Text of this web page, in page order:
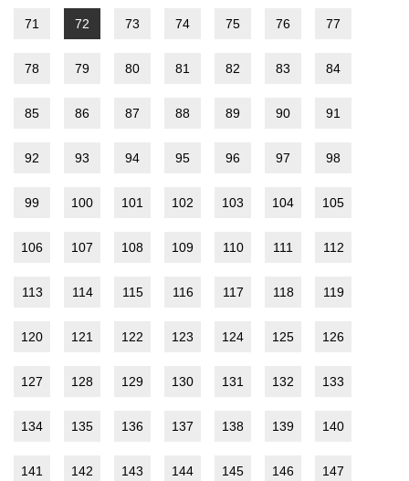
71 72 73 74 75 76 77
78 79 80 81 82 83 84
85 86 87 88 89 90 91
92 93 94 95 96 97 98
99 100 101 102 103 104 105
106 107 108 109 110 111 112
113 114 115 116 117 118 119
120 121 122 123 124 125 126
127 128 129 130 131 132 133
134 135 136 137 138 139 140
141 142 143 144 145 146 147